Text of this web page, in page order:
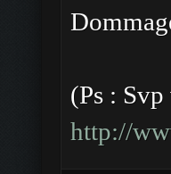
(Ps :
http://